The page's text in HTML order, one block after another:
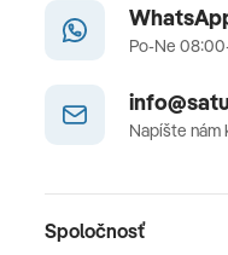
Po-Ne
Napíšte nám
Spoločnosť